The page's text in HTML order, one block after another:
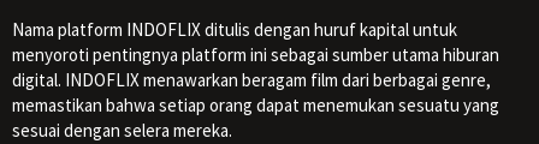
Nama platform INDOFLIX ditulis dengan huruf kapital untuk
menyoroti pentingnya platform ini sebagai sumber utama hiburan
digital. INDOFLIX menawarkan beragam film dari berbagai genre,
memastikan bahwa setiap orang dapat menemukan sesuatu yang
sesuai dengan selera mereka.